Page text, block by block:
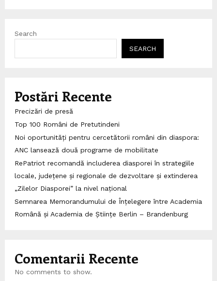
Search
SEARCH
Postări Recente
Precizări de presă
Top 100 Români de Pretutindeni
Noi oportunități pentru cercetătorii români din diaspora:
ANC lansează două programe de mobilitate
RePatriot recomandă includerea diasporei în strategiile
locale, județene și regionale de dezvoltare și extinderea
„Zilelor Diasporei” la nivel național
Semnarea Memorandumului de Înțelegere între Academia
Română și Academia de Științe Berlin – Brandenburg
Comentarii Recente
No comments to show.